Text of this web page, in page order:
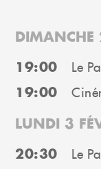
DIMANCHE
19:00 Le
19:00
LUNDI 3
20:30 Le